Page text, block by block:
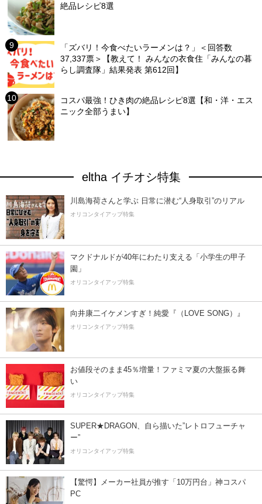
絶品レシピ8選
「ズバリ！今食べたいラーメンは？」＜回答数
37,337票＞【教えて！ みんなの衣食住「みんなの暮
らし調査隊」結果発表 第612回】
コスパ最強！ひき肉の絶品レシピ8選【和・洋・エス
ニック全部うまい】
eltha イチオシ特集
川島海荷さんと学ぶ 日常に潜む“人身取引”のリアル
オリコンタイアップ特集
マクドナルドが40年にわたり支える「小学生の甲子
園」
オリコンタイアップ特集
向井康二イケメンすぎ！純愛『（LOVE SONG）』
オリコンタイアップ特集
お値段そのまま45％増量！ファミマ夏の大盤振る舞
い
オリコンタイアップ特集
SUPER★DRAGON、自ら描いた”レトロフューチャ
ー”
オリコンタイアップ特集
【驚愕】メーカー社員が推す「10万円台」神コスパ
PC